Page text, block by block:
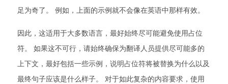
足为奇了。 例如，上面的示例就不会像在英语中那样有效。
因此，这适用于大多数语言，最好始终尽可能避免使用占位
符。 如果这不可行，请始终确保为翻译人员提供尽可能多的
上下文，最好包括一些示例，说明占位符将被替换为什么以及
最终句子应该是什么样子。 对于如此复杂的内容要求，使用